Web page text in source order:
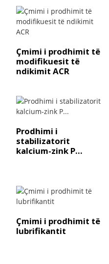
Çmimi i prodhimit të
modifikuesit të
ndikimit ACR
Prodhimi i
stabilizatorit
kalcium-zink P...
Çmimi i prodhimit të
lubrifikantit